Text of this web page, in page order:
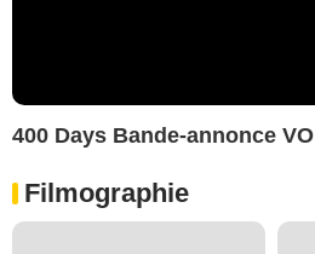
400 Days Bande-annonce VO
Filmographie